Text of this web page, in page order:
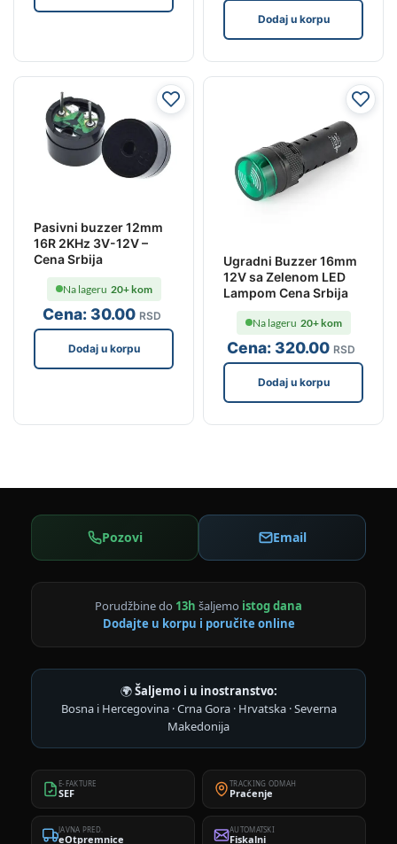
Dodaj u korpu
Pasivni buzzer 12mm
16R 2KHz 3V-12V –
Cena Srbija
Cena:30.00 RSD
Na lageru 20+ kom
Dodaj u korpu
Ugradni Buzzer 16mm
12V sa Zelenom LED
Lampom Cena Srbija
Cena:320.00 RSD
Na lageru 20+ kom
Dodaj u korpu
Pozovi Email
Porudžbine do 13h šaljemo istog dana
Dodajte u korpu i poručite online
🌍Šaljemo i u inostranstvo:
Bosna i Hercegovina · Crna Gora · Hrvatska · Severna
Makedonija
E-FAKTURE
SEF
TRACKING ODMAH
Praćenje
JAVNA PRED.
eOtpremnice
AUTOMATSKI
Fiskalni